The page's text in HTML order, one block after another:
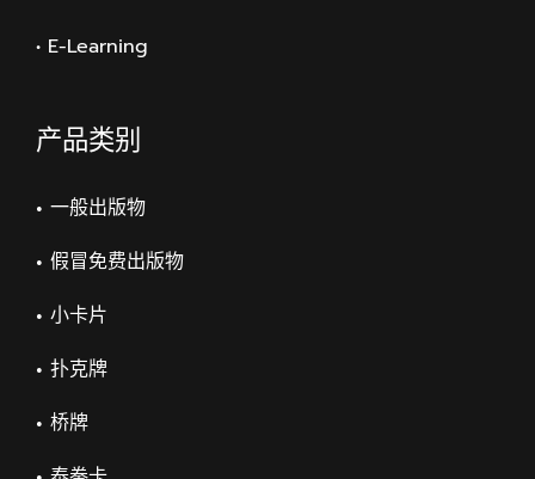
• E-Learning
产品类别
一般出版物
假冒免费出版物
小卡片
扑克牌
桥牌